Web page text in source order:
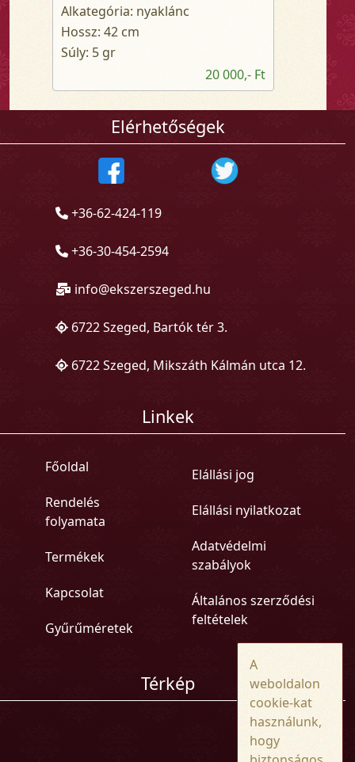
Alkategória: nyaklánc
Hossz: 42 cm
Súly: 5 gr
20 000,- Ft
Elérhetőségek
+36-62-424-119
+36-30-454-2594
info@ekszerszeged.hu
6722 Szeged, Bartók tér 3.
6722 Szeged, Mikszáth Kálmán utca 12.
Linkek
Főoldal
Rendelés
folyamata
Termékek
Kapcsolat
Gyűrűméretek
Elállási jog
Elállási nyilatkozat
Adatvédelmi
szabályok
Általános szerződési
feltételek
Térkép
A
weboldalon
cookie-kat
használunk,
hogy